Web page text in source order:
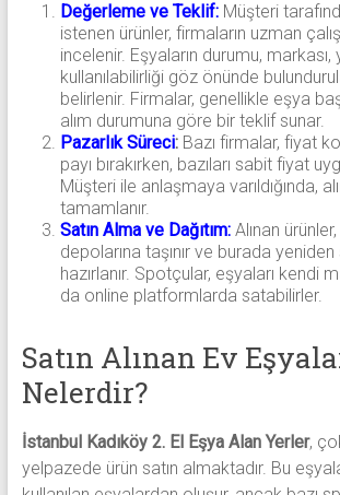
Değerleme ve Teklif:Müşteri
istenen ürünler, firmaların uzman
incelenir. Eşyaların durumu, markası,
kullanılabilirliği göz önünde
belirlenir. Firmalar, genellikle eşya
alım durumuna göre bir teklif sunar.
Pazarlık Süreci:Bazı firmalar, fiyat
payı bırakırken, bazıları sabit fiyat
Müşteri ile anlaşmaya varıldığında,
tamamlanır.
Satın Alma ve Dağıtım:Alınan
depolarına taşınır ve burada
hazırlanır. Spotçular, eşyaları kendi
da online platformlarda satabilirler.
Satın Alınan Ev
Nelerdir?
İstanbul Kadıköy 2. El Eşya Alan Yerler,
yelpazede ürün satın almaktadır. Bu